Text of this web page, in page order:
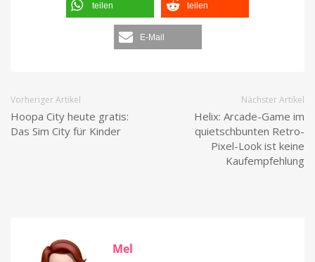
teilen teilen
E-Mail
Vorheriger Artikel
Hoopa City heute gratis:
Das Sim City für Kinder
Nächster Artikel
Helix: Arcade-Game im
quietschbunten Retro-
Pixel-Look ist keine
Kaufempfehlung
Mel